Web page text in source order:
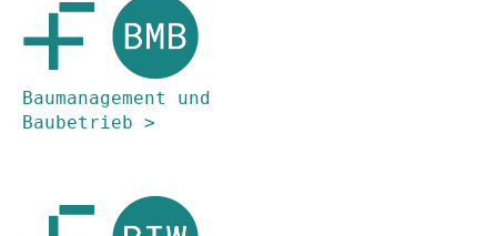
Baumanagement und
Baubetrieb >